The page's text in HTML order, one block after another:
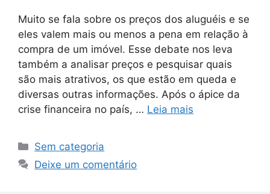
Muito se fala sobre os preços dos aluguéis e se
eles valem mais ou menos a pena em relação à
compra de um imóvel. Esse debate nos leva
também a analisar preços e pesquisar quais
são mais atrativos, os que estão em queda e
diversas outras informações. Após o ápice da
crise financeira no país, … Leia mais
Sem categoria
Deixe um comentário